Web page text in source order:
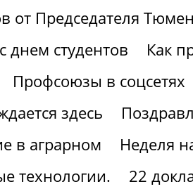
от Председателя
днем студентов
Как
Профсоюзы в соцсетях
здесь
в аграрном
Неделя
технологии.
22